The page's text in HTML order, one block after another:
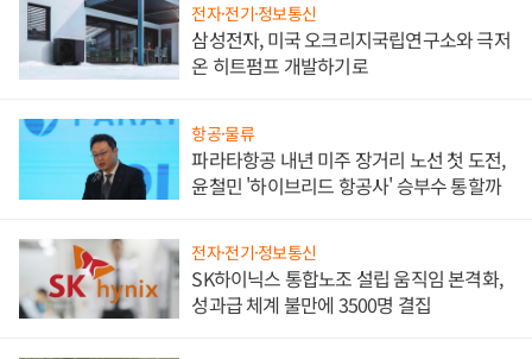
전자·전기·정보통신
삼성전자, 미국 오크리지국립연구소와 극저
온 히트펌프 개발하기로
항공·물류
파라타항공 내년 미주 장거리 노선 첫 도전,
윤철민 '하이브리드 항공사' 승부수 통할까
전자·전기·정보통신
SK하이닉스 통합노조 설립 움직임 본격화,
성과급 체계 불만에 3500명 결집